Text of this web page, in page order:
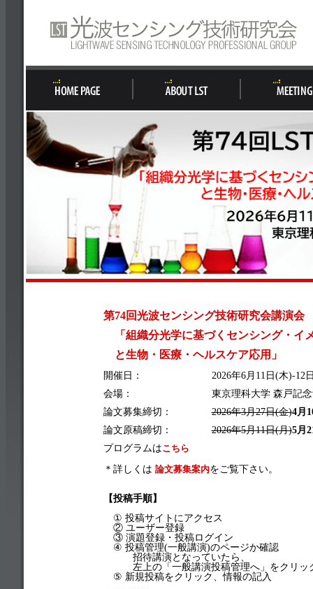
第74回光波センシング技術研究会講演会
「組織分光学に基づくセンシング・イ
と生物・医療・ヘルスケア応用」
開催日：
2026年6月11日(木)-12
会場：
東京理科大学 森戸記
論文募集締切：
2026年3月27日(金)4月
論文原稿締切：
2026年5月11日(月)5月
プログラムはこちら
＊詳しくは 論文募集案内をご覧下さい。
【投稿手順】
① 投稿サイトにアクセス
② ユーザー登録
③ 演題登録・投稿ログイン
④ 投稿管理(一般講演)のページか確認
招待講演となっていたら、
左上の「一般講演投稿管理へ」をクリッ
⑤ 新規投稿をクリック、情報の記入